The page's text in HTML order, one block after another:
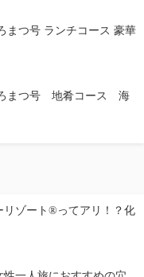
まつ号 ランチコース 豪華
まつ号 地肴コース 海
リゾート®ってアリ！？化